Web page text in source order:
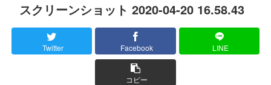
スクリーンショット 2020-04-20 16.58.43
Twitter Facebook LINE
コピー